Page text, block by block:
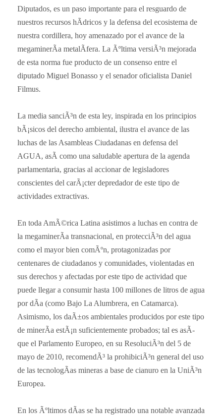
Diputados, es un paso importante para el resguardo de
nuestros recursos hÃ­dricos y la defensa del ecosistema de
nuestra cordillera, hoy amenazado por el avance de la
megaminerÃ­a metalÃ­fera. La Ãºltima versiÃ³n mejorada
de esta norma fue producto de un consenso entre el
diputado Miguel Bonasso y el senador oficialista Daniel
Filmus.
La media sanciÃ³n de esta ley, inspirada en los principios
bÃ¡sicos del derecho ambiental, ilustra el avance de las
luchas de las Asambleas Ciudadanas en defensa del
AGUA, asÃ­ como una saludable apertura de la agenda
parlamentaria, gracias al accionar de legisladores
conscientes del carÃ¡cter depredador de este tipo de
actividades extractivas.
En toda AmÃ©rica Latina asistimos a luchas en contra de
la megaminerÃ­a transnacional, en protecciÃ³n del agua
como el mayor bien comÃºn, protagonizadas por
centenares de ciudadanos y comunidades, violentadas en
sus derechos y afectadas por este tipo de actividad que
puede llegar a consumir hasta 100 millones de litros de agua
por dÃ­a (como Bajo La Alumbrera, en Catamarca).
Asimismo, los daÃ±os ambientales producidos por este tipo
de minerÃ­a estÃ¡n suficientemente probados; tal es asÃ­
que el Parlamento Europeo, en su ResoluciÃ³n del 5 de
mayo de 2010, recomendÃ³ la prohibiciÃ³n general del uso
de las tecnologÃ­as mineras a base de cianuro en la UniÃ³n
Europea.
En los Ãºltimos dÃ­as se ha registrado una notable avanzada